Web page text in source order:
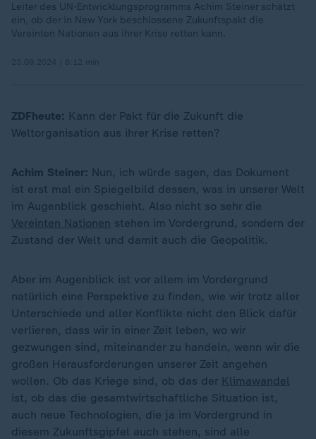
Leiter des UN-Entwicklungsprogramms Achim Steiner schätzt
ein, ob der in New York beschlossene Zukunftspakt die
Vereinten Nationen aus ihrer Krise retten kann.
ZDFheute: Kann der Pakt für die Zukunft die
Weltorganisation aus ihrer Krise retten?
Achim Steiner: Nun, ich würde sagen, das Dokument
ist erst mal ein Spiegelbild dessen, was in unserer Welt
im Augenblick geschieht. Also nicht so sehr die
Vereinten Nationen stehen im Vordergrund, sondern der
Zustand der Welt und damit auch die Geopolitik.
Aber im Augenblick ist vor allem im Vordergrund
natürlich eine Perspektive zu finden, wie wir trotz aller
Unterschiede und aller Konflikte nicht den Blick dafür
verlieren, dass wir in einer Zeit leben, wo wir
gezwungen sind, miteinander zu handeln, wenn wir die
großen Herausforderungen unserer Zeit angehen
wollen. Ob das Kriege sind, ob das der Klimawandel
ist, ob das die gesamtwirtschaftliche Situation ist,
auch neue Technologien, die ja im Vordergrund in
diesem Zukunftsgipfel auch stehen, sind alle